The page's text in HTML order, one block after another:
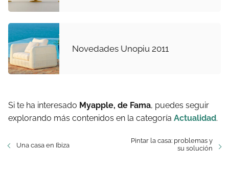
Novedades Unopiu 2011
Si te ha interesado Myapple, de Fama, puedes seguir
explorando más contenidos en la categoría Actualidad.
Una casa en Ibiza
Pintar la casa: problemas y
su solución